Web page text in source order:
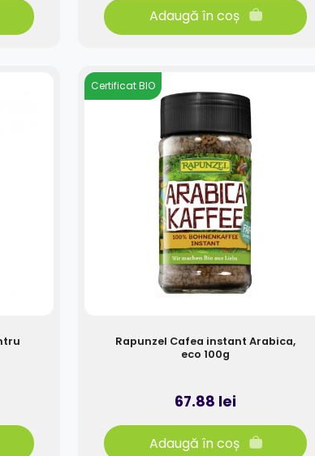
Adaugă în coș
Certificat BIO
Rapunzel Cafea instant Arabica,
eco 100g
67.88 lei
Adaugă în coș